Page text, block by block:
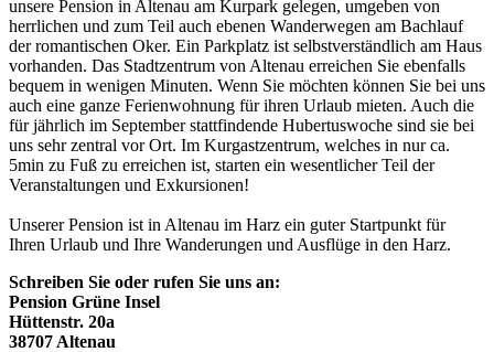
unsere Pension in Altenau am Kurpark gelegen, umgeben von
herrlichen und zum Teil auch ebenen Wanderwegen am Bachlauf
der romantischen Oker. Ein Parkplatz ist selbstverständlich am Haus
vorhanden. Das Stadtzentrum von Altenau erreichen Sie ebenfalls
bequem in wenigen Minuten. Wenn Sie möchten können Sie bei uns
auch eine ganze Ferienwohnung für ihren Urlaub mieten. Auch die
für jährlich im September stattfindende Hubertuswoche sind sie bei
uns sehr zentral vor Ort. Im Kurgastzentrum, welches in nur ca.
5min zu Fuß zu erreichen ist, starten ein wesentlicher Teil der
Veranstaltungen und Exkursionen!
Unserer Pension ist in Altenau im Harz ein guter Startpunkt für
Ihren Urlaub und Ihre Wanderungen und Ausflüge in den Harz.
Schreiben Sie oder rufen Sie uns an:
Pension Grüne Insel
Hüttenstr. 20a
38707 Altenau